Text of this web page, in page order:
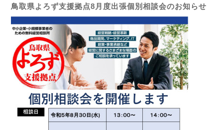
鳥取県よろず支援拠点8月度出張個別相談会のお知らせ